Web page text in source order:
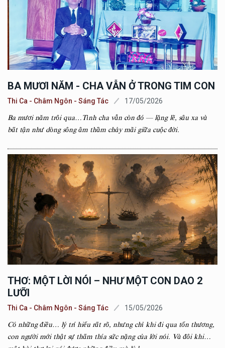
BA MƯƠI NĂM - CHA VẪN Ở TRONG TIM CON
Thi Ca - Châm Ngôn - Sáng Tác 17/05/2026
Ba mươi năm trôi qua…Tình cha vẫn còn đó — lặng lẽ, sâu xa và
bất tận như dòng sông âm thầm chảy mãi giữa cuộc đời.
THƠ: MỘT LỜI NÓI – NHƯ MỘT CON DAO 2
LƯỠI
Thi Ca - Châm Ngôn - Sáng Tác 15/05/2026
Có những điều… lý trí hiểu rất rõ, nhưng chỉ khi đi qua tổn thương,
con người mới thật sự thấm thía sức nặng của lời nói. Và đôi khi…